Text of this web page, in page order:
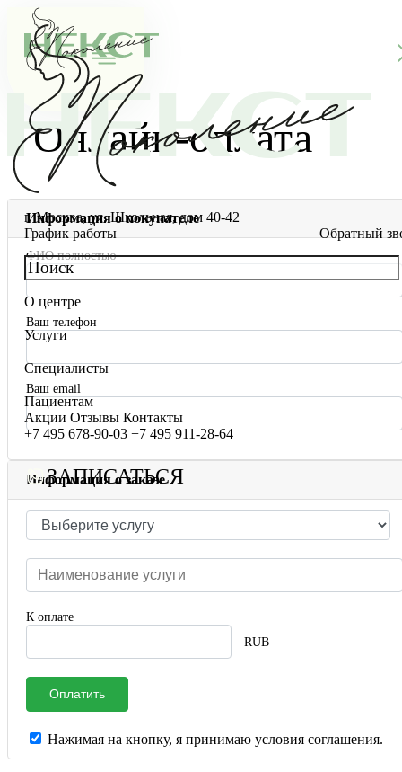
г. Москва, ул. Школьная, дом 40-42
График работы
Обратный
О центре
О клинике
Благотворительность
Сотрудничество с врачами
Фотогалерея
Видео
Услуги
Стоимость ЭКО
Программы врт и эко
Акушерство и гинекология
Андрология
Специалисты
Главный врач
Заместитель главного врача
Гинеколог
Андролог
Эндокринолог
Специалист УЗД
Анестезиолог
Пациентам
Онлайн-консультации специалистов
Вопрос специалисту (Вопрос-ответ)
ЭКО по ОМС
Налоговый вычет
Проживание
Транспортировка репродуктивного материала
Обследования перед ЭКО, криопереносом (по ОМС)
АкцииОтзывыКонтакты
+7 495 678-90-03 +7 495 911-28-64
ЗАПИСАТЬСЯ
Онлайн-оплата
Информация о покупателе
ФИО полностью
Ваш телефон
Ваш email
Информация о заказе
К оплате
RUB
Оплатить
Нажимая на кнопку, я принимаю условия соглашения.